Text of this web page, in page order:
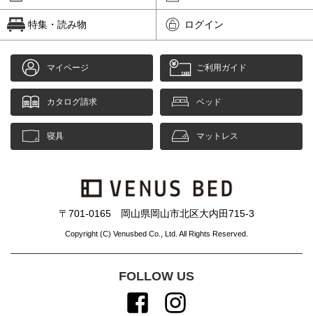
特集・読み物 ログイン
マイページ ご利用ガイド
カタログ請求 ベッド
寝具 マットレス
〒701-0165 岡山県岡山市北区大内田715-3
Copyright (C) Venusbed Co., Ltd. All Rights Reserved.
FOLLOW US